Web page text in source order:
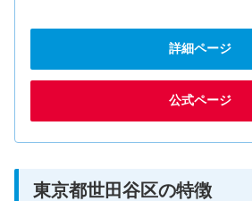
詳細ページ
公式ページ
東京都世田谷区の特徴